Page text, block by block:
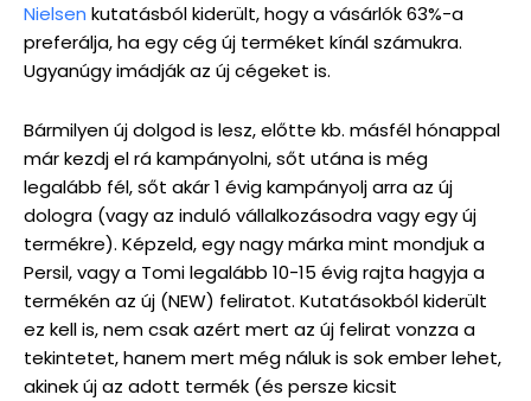
Nielsen kutatásból kiderült, hogy a vásárlók 63%-a
preferálja, ha egy cég új terméket kínál számukra.
Ugyanúgy imádják az új cégeket is.
Bármilyen új dolgod is lesz, előtte kb. másfél hónappal
már kezdj el rá kampányolni, sőt utána is még
legalább fél, sőt akár 1 évig kampányolj arra az új
dologra (vagy az induló vállalkozásodra vagy egy új
termékre). Képzeld, egy nagy márka mint mondjuk a
Persil, vagy a Tomi legalább 10-15 évig rajta hagyja a
termékén az új (NEW) feliratot. Kutatásokból kiderült
ez kell is, nem csak azért mert az új felirat vonzza a
tekintetet, hanem mert még náluk is sok ember lehet,
akinek új az adott termék (és persze kicsit